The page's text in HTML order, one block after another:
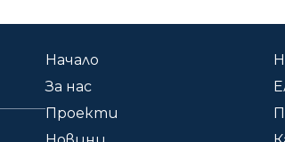
Начало
За нас
Проекти